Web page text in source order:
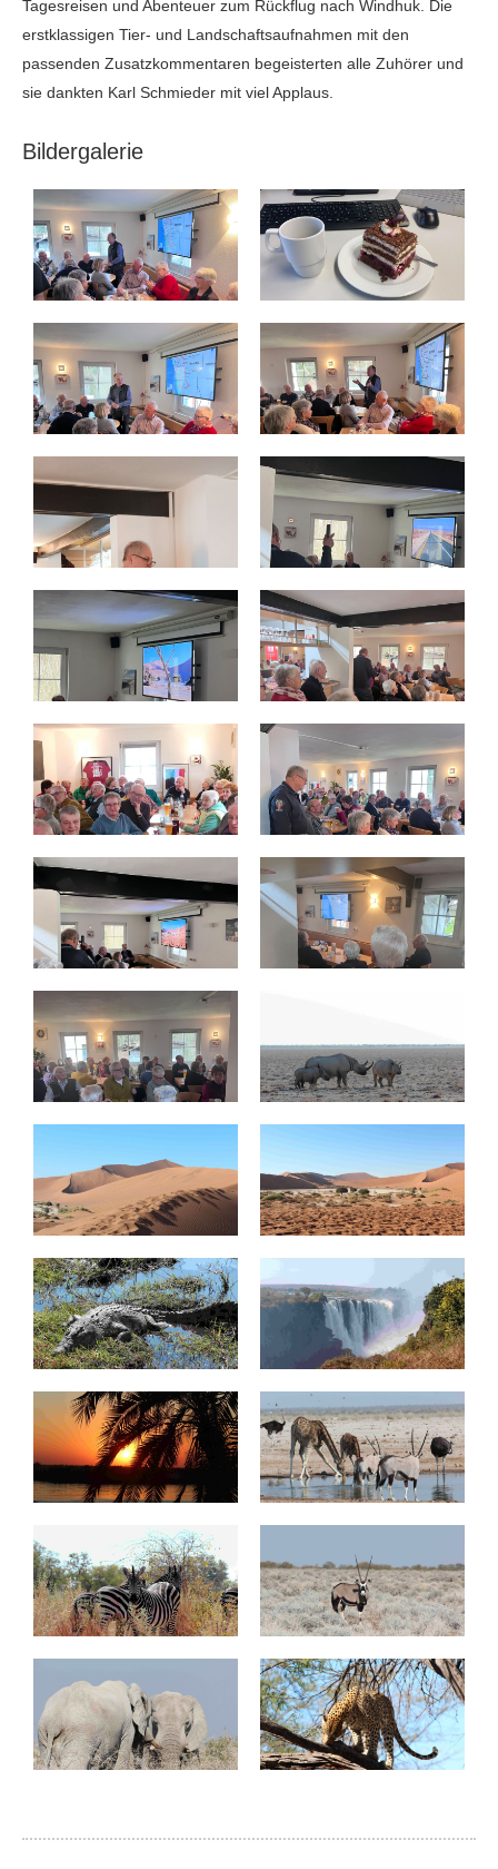
Tagesreisen und Abenteuer zum Rückflug nach Windhuk. Die
erstklassigen Tier- und Landschaftsaufnahmen mit den
passenden Zusatzkommentaren begeisterten alle Zuhörer und
sie dankten Karl Schmieder mit viel Applaus.
Bildergalerie